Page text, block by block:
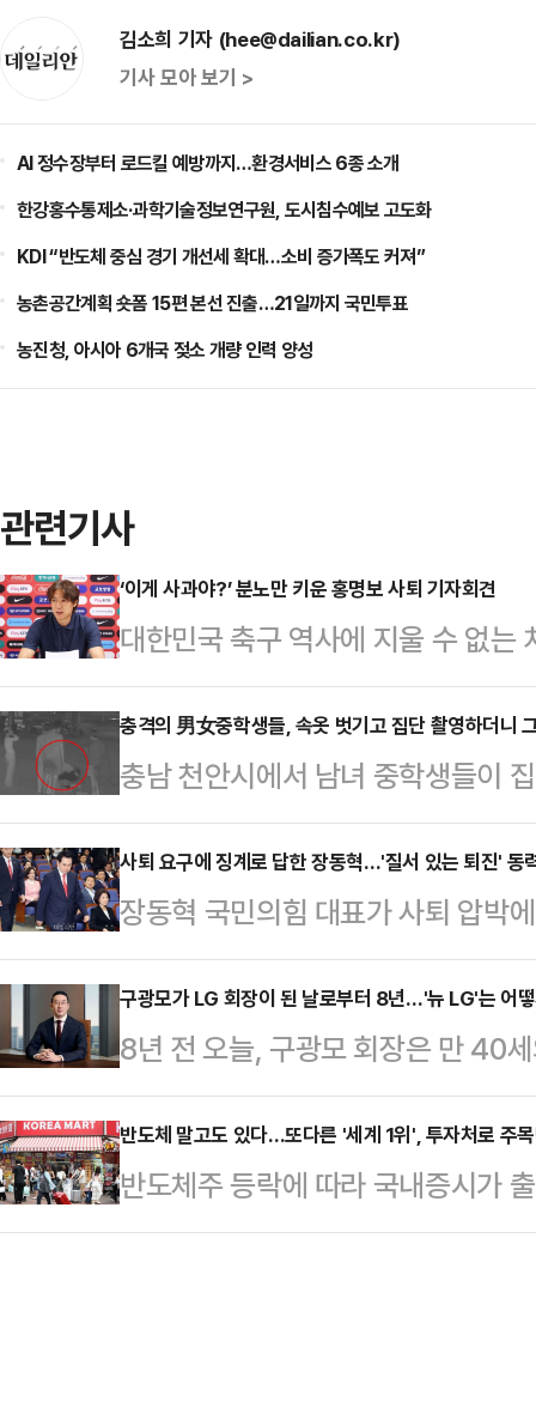
김소희 기자 (hee@dailian.co.kr)
기사 모아 보기 >
AI 정수장부터 로드킬 예방까지…환경서비스 6종 소개
한강홍수통제소·과학기술정보연구원, 도시침수예보 고도화
KDI “반도체 중심 경기 개선세 확대…소비 증가폭도 커져”
농촌공간계획 숏폼 15편 본선 진출…21일까지 국민투표
농진청, 아시아 6개국 젖소 개량 인력 양성
관련기사
‘이게 사과야?’ 분노만 키운 홍명보 사퇴 기자회견
대한민국 축구 역사에 지울 수 없는
간까지 축구팬들 가슴에 대못을 박
체제의 2026 북중미월드컵에서
를 받아 들었지만, 그 어디에서도
코 과달라하라에서 진행된 사퇴의
극치로 얼룩졌다.기자회견의 막은
사과로 시작됐다. 하지만 이는 축구
형식적인 반성문에 …
충격의 男女중학생들, 속옷 벗기고 집단 촬영하더니
충남 천안시에서 남녀 중학생들이
이 피해 학생에게 보복 폭행을 한
장애가 있는 중학교 3학년 학생 A
를 받고 있는 중학생 7명 중 일부가
했다.공개된 영상에는 남녀 학생 7
리카락을 잡아끌고 다니고는 몸 위
들은 장소를 옮기면서 폭행을 지속
건물 옥상에서…
사퇴 요구에 징계로 답한 장동혁…'질서 있는 퇴진' 동
장동혁 국민의힘 대표가 사퇴 압박
내에선 당대표 거취 문제에 대해 신
으로 흐르는 분위기지만, 장 대표
나선다면 새로운 국면으로 전환될
치권에 따르면, 국민의힘은 29일
에 나선다. 조정식 국회의장이 임의
통보한 것에 대해 대응 방안을 논의
사퇴론이 분…
구광모가 LG 회장이 된 날로부터 8년…'뉴 LG'는 어
8년 전 오늘, 구광모 회장은 만 40
구본무 선대회장이 별세한 지 40일
판에 "고객가치 창조, 인간 존중, 정
승해 발전시키고 변화가 필요한 부
를 남기는 것으로 시작했다.LG그
반도체 말고도 있다…또다른 '세계 1위', 투자처로 주
반도체주 등락에 따라 국내증시가
리오 쏠림 우려도 덩달아 커지고 있